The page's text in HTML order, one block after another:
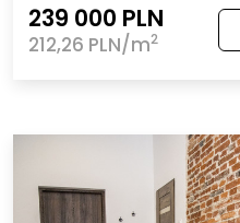
239 000 PLN
212,26 PLN/m2